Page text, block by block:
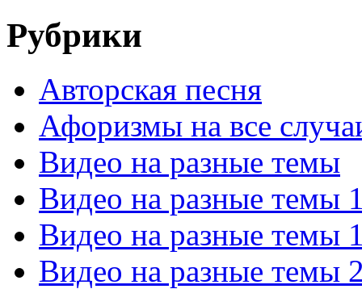
Рубрики
Авторская песня
Афоризмы на все
Видео на разные темы
Видео на разные темы
Видео на разные темы
Видео на разные темы